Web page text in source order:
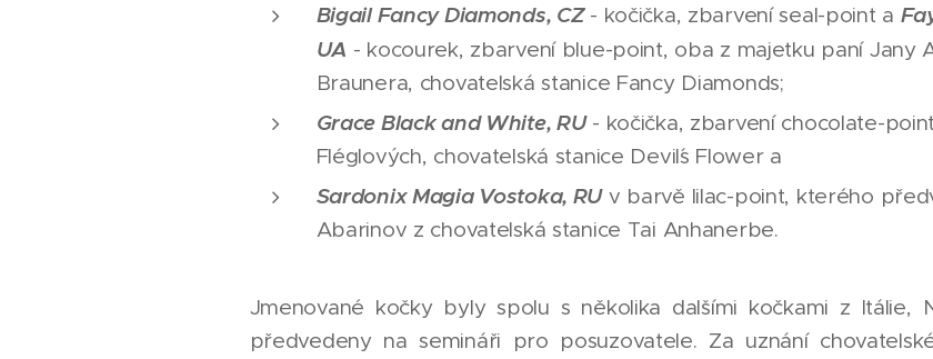
Bigail Fancy Diamonds, CZ- kočička, zbarvení seal-point a
UA - kocourek, zbarvení blue-point, oba z majetku paní Jany
Braunera, chovatelská stanice Fancy Diamonds;
Grace Black and White, RU- kočička, zbarvení chocolate-
Fléglových, chovatelská stanice Devil´s Flower a
Sardonix Magia Vostoka, RUv barvě lilac-point, kterého
Abarinov z chovatelská stanice Tai Anhanerbe.
Jmenované kočky byly spolu s několika dalšími kočkami z Itálie,
předvedeny na semináři pro posuzovatele. Za uznání